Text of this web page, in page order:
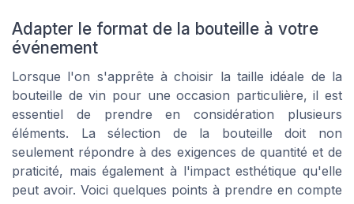
Adapter le format de la bouteille à votre
événement
Lorsque l'on s'apprête à choisir la taille idéale de la
bouteille de vin pour une occasion particulière, il est
essentiel de prendre en considération plusieurs
éléments. La sélection de la bouteille doit non
seulement répondre à des exigences de quantité et de
praticité, mais également à l'impact esthétique qu'elle
peut avoir. Voici quelques points à prendre en compte